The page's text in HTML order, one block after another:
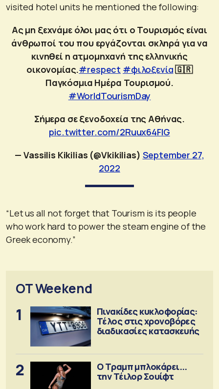
visited hotel units he mentioned the following:
Ας μη ξεχνάμε όλοι μας ότι ο Τουρισμός είναι
άνθρωποί του που εργάζονται σκληρά για να
κινηθεί η ατμομηχανή της ελληνικής
οικονομίας.#respect #φιλοξενία🇬🇷
Παγκόσμια Ημέρα Τουρισμού.
#WorldTourismDay
Σήμερα σε ξενοδοχεία της Αθήνας.
pic.twitter.com/2Ruux64FlG
— Vassilis Kikilias (@Vkikilias) September 27,
2022
“Let us all not forget that Tourism is its people
who work hard to power the steam engine of the
Greek economy.”
OT Weekend
1
Πινακίδες κυκλοφορίας:
Τέλος στις χρονοβόρες
διαδικασίες κατασκευής
2
Ο Τραμπ μπλοκάρει...
την Τέιλορ Σουίφτ